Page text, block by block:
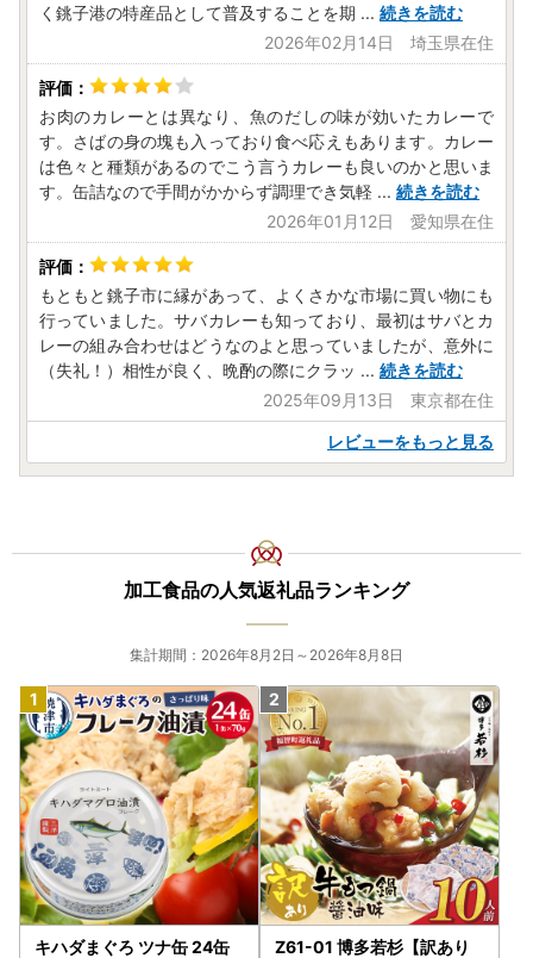
く銚子港の特産品として普及することを期 ... 続きを読む
2026年02月14日 埼玉県在住
お肉のカレーとは異なり、魚のだしの味が効いたカレーで
す。さばの身の塊も入っており食べ応えもあります。カレー
は色々と種類があるのでこう言うカレーも良いのかと思いま
す。缶詰なので手間がかからず調理でき気軽 ... 続きを読む
2026年01月12日 愛知県在住
もともと銚子市に縁があって、よくさかな市場に買い物にも
行っていました。サバカレーも知っており、最初はサバとカ
レーの組み合わせはどうなのよと思っていましたが、意外に
（失礼！）相性が良く、晩酌の際にクラッ ... 続きを読む
2025年09月13日 東京都在住
レビューをもっと見る
加工食品の人気返礼品ランキング
集計期間：2026年8月2日～2026年8月8日
キハダまぐろ ツナ缶 24缶 Z61-01 博多若杉【訳あり